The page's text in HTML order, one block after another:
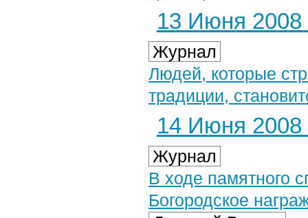
13 Июня 2008
Журнал
Людей, которые
традиции,
14 Июня 2008
Журнал
В ходе памятного
Богородское